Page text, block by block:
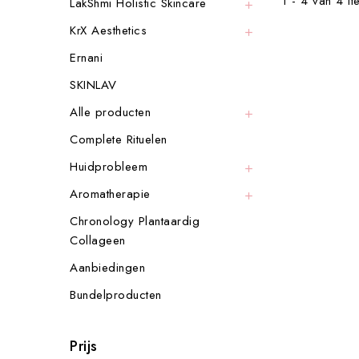

KrX Aesthetics 
Ernani
SKINLAV
Alle producten

Complete Rituelen
Huidprobleem

Aromatherapie 
Chronology Plantaardig
Collageen
Aanbiedingen
Bundelproducten
Prijs